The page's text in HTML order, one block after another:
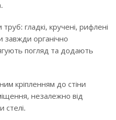
гладкі, кручені, рифлені
завжди органічно
погляд та додають
кріпленням до стіни
незалежно від
стелі.